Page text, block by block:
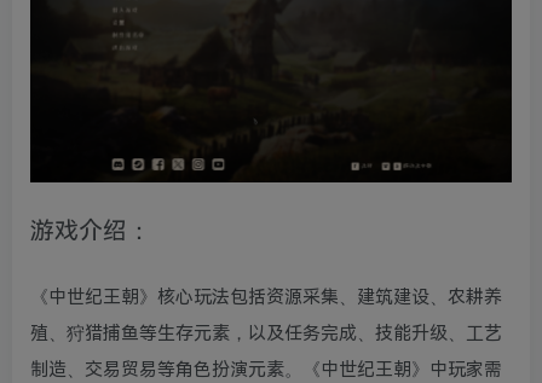
游戏介绍：
《中世纪王朝》核心玩法包括资源采集、建筑建设、农耕养
殖、狩猎捕鱼等生存元素，以及任务完成、技能升级、工艺
制造、交易贸易等角色扮演元素。《中世纪王朝》中玩家需